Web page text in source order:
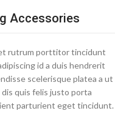
Accessories
rutrum porttitor tincidunt
id a duis hendrerit
scelerisque platea a ut
quis felis justo porta
parturient eget tincidunt.